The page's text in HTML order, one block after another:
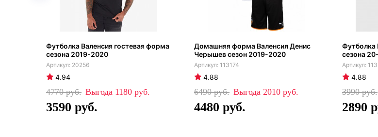
Футболка Валенсия гостевая форма
сезона 2019-2020
20256
4.94
4770 1180
3590
Домашняя форма Валенсия Денис
Черышев сезон 2019-2020
113174
4.88
6490 2010
4480
Футболка
сезона
4.88
3990
2890